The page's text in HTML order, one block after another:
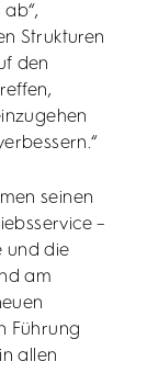
Strukturen
den
seinen
–
und die
am
Führung
allen